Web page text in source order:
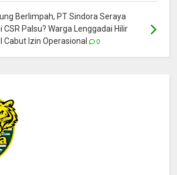
Berlimpah, PT Sindora Seraya
CSR Palsu? Warga Lenggadai Hilir
Cabut Izin Operasional
0